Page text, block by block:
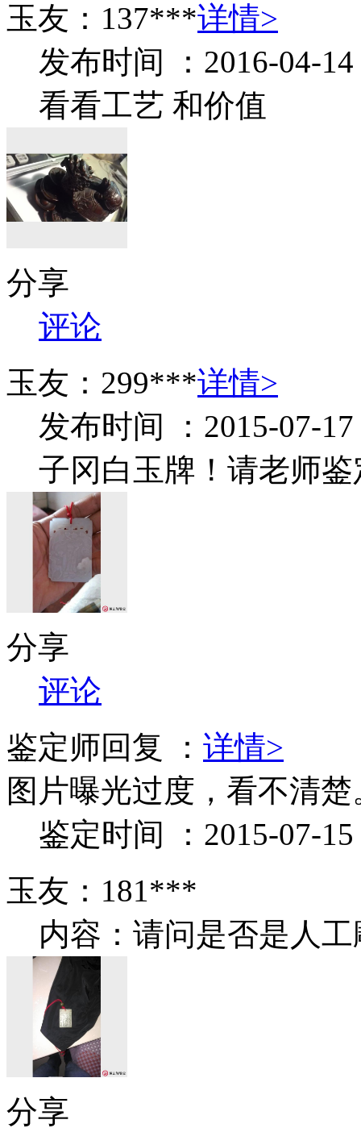
玉友：137***详情>
发布时间 ：2016-04-14
看看工艺 和价值
分享
评论
玉友：299***详情>
发布时间 ：2015-07-17
子冈白玉牌！请老师
分享
评论
鉴定师回复 ： 详情>
图片曝光过度，看不清楚
鉴定时间 ：2015-07-15
玉友：181***
内容：请问是否是人
分享